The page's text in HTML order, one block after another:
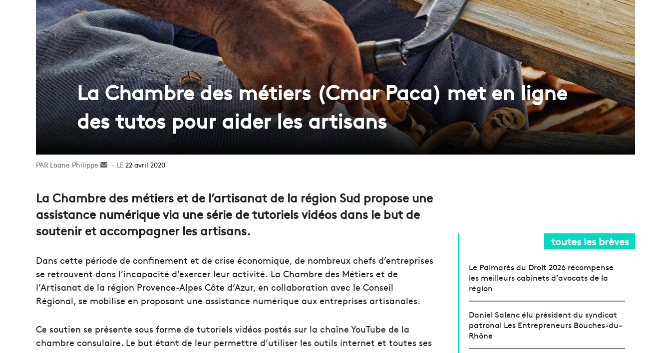
La Chambre des métiers (Cmar Paca) met en ligne
des tutos pour aider les artisans
Loane Philippe
Envoyer22 avril 2020
La Chambre des métiers et de l’artisanat de la région Sud propose une
assistance numérique via une série de tutoriels vidéos dans le but de
soutenir et accompagner les artisans.
Dans cette période de confinement et de crise économique, de nombreux chefs d’entreprises
se retrouvent dans l’incapacité d’exercer leur activité. La Chambre des Métiers et de
l’Artisanat de la région Provence-Alpes Côte d’Azur, en collaboration avec le Conseil
Régional, se mobilise en proposant une assistance numérique aux entreprises artisanales.
Ce soutien se présente sous forme de tutoriels vidéos postés sur la chaîne YouTube de la
chambre consulaire. Le but étant de leur permettre d’utiliser les outils internet et toutes ses
toutes les brèves
Le Palmarès du Droit 2026 récompense
les meilleurs cabinets d’avocats de la
région
Daniel Salenc élu président du syndicat
patronal Les Entrepreneurs Bouches-du-
Rhône